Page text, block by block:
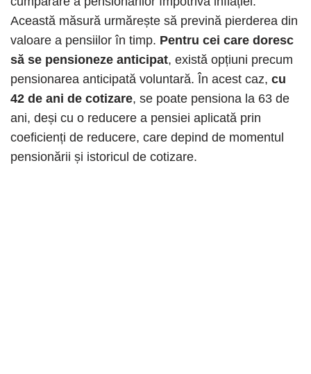
Această măsură urmărește să prevină pierderea din
valoare a pensiilor în timp. Pentru cei care doresc
să se pensioneze anticipat, există opțiuni precum
pensionarea anticipată voluntară. În acest caz, cu
42 de ani de cotizare, se poate pensiona la 63 de
ani, deși cu o reducere a pensiei aplicată prin
coeficienți de reducere, care depind de momentul
pensionării și istoricul de cotizare.